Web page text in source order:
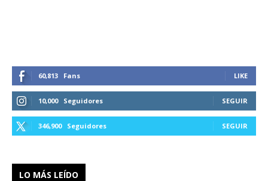
60,813 Fans LIKE
10,000 Seguidores SEGUIR
346,900 Seguidores SEGUIR
LO MÁS LEÍDO